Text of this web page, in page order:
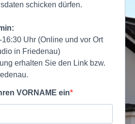
schicken dürfen.
Uhr (Online und vor Ort
in Friedenau)
erhalten Sie den Link bzw.
VORNAME ein